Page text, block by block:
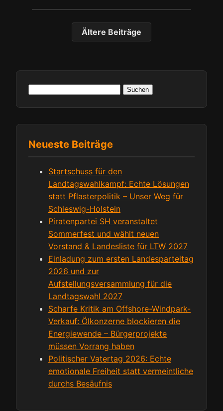
Beitragsnavigation
Ältere Beiträge
Neueste Beiträge
Startschuss für den
Landtagswahlkampf: Echte Lösungen
statt Pflasterpolitik – Unser Weg für
Schleswig-Holstein
Piratenpartei SH veranstaltet
Sommerfest und wählt neuen
Vorstand & Landesliste für LTW 2027
Einladung zum ersten Landesparteitag
2026 und zur
Aufstellungsversammlung für die
Landtagswahl 2027
Scharfe Kritik am Offshore-Windpark-
Verkauf: Ölkonzerne blockieren die
Energiewende – Bürgerprojekte
müssen Vorrang haben
Politischer Vatertag 2026: Echte
emotionale Freiheit statt vermeintliche
durchs Besäufnis